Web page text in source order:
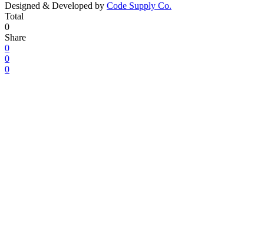
Designed & Developed by Code Supply Co.
Total
0
Share
0
0
0